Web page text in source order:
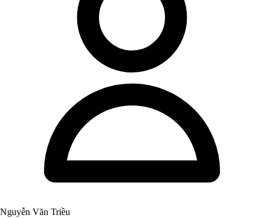
Nguyễn Văn Triều